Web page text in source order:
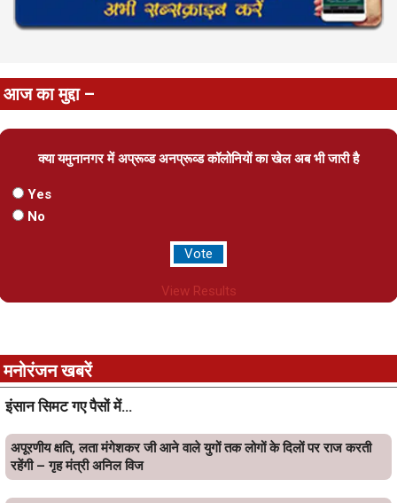
आज का मुद्दा –
क्या यमुनानगर में अप्रूव्ड अनप्रूव्ड कॉलोनियों का खेल अब भी जारी है
Yes
No
View Results
मनोरंजन खबरें
इंसान सिमट गए पैसों में…
अपूरणीय क्षति, लता मंगेशकर जी आने वाले युगों तक लोगों के दिलों पर राज करती
रहेंगी – गृह मंत्री अनिल विज